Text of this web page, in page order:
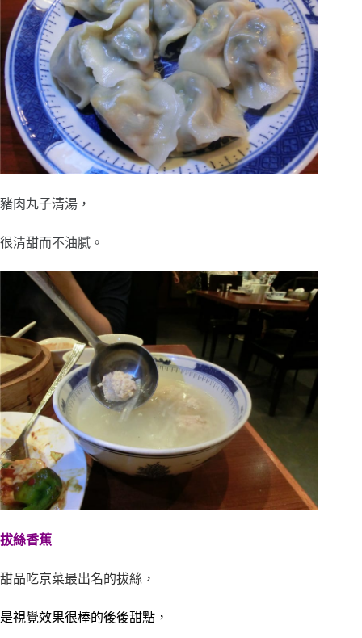
豬肉丸子清湯，
很清甜而不油膩。
拔絲香蕉
甜品吃京菜最出名的拔絲，
是視覺效果很棒的後後甜點，